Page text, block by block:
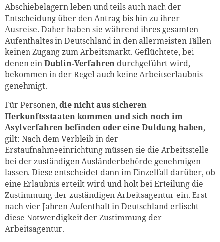
Abschiebelagern leben und teils auch nach der
Entscheidung über den Antrag bis hin zu ihrer
Ausreise. Daher haben sie während ihres gesamten
Aufenthaltes in Deutschland in den allermeisten Fällen
keinen Zugang zum Arbeitsmarkt. Geflüchtete, bei
denen einDublin-Verfahren durchgeführt wird,
bekommen in der Regel auch keine Arbeitserlaubnis
genehmigt.
Für Personen, die nicht aus sicheren
Herkunftsstaaten kommen und sich noch im
Asylverfahren befinden oder eine Duldung haben,
gilt: Nach dem Verbleib in der
Erstaufnahmeeinrichtung müssen sie die Arbeitsstelle
bei der zuständigen Ausländerbehörde genehmigen
lassen. Diese entscheidet dann im Einzelfall darüber, ob
eine Erlaubnis erteilt wird und holt bei Erteilung die
Zustimmung der zuständigen Arbeitsagentur ein. Erst
nach vier Jahren Aufenthalt in Deutschland erlischt
diese Notwendigkeit der Zustimmung der
Arbeitsagentur.